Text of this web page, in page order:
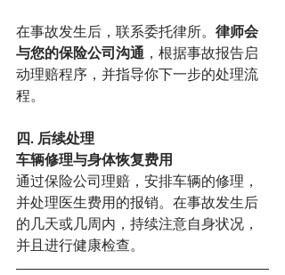
在事故发生后，联系委托律所。 律师会
与您的保险公司沟通 ，根据事故报告启
动理赔程序，并指导你下一步的处理流
程。
四. 后续处理
车辆修理与身体恢复费用
通过保险公司理赔，安排车辆的修理，
并处理医生费用的报销。在事故发生后
的几天或几周内，持续注意自身状况，
并且进行健康检查。